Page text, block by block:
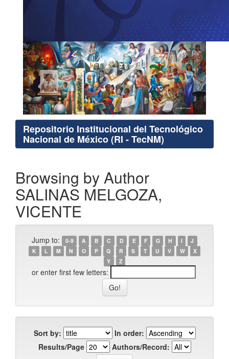
Repositorio Institucional del Tecnológico
Nacional de México (RI - TecNM)
Browsing by Author
SALINAS MELGOZA,
VICENTE
Jump to: 0-9 A B C D E F G H I
J
K
L M N O P Q R S T U V W
X
Y
Z
or enter first few letters:
Sort by:
In order:
Results/Page
Authors/Record: